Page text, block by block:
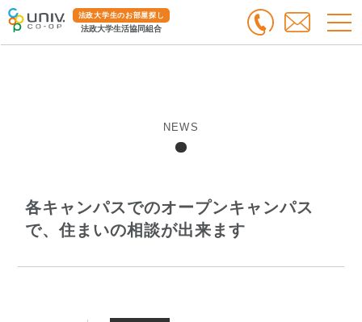
法政大学生のお部屋探し
法政大学生活協同組合
各キャンパスでのオープンキャンパス
で、住まいの相談が出来ます
NEWS